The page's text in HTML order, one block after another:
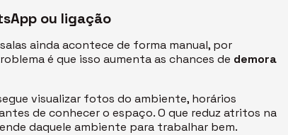
ou ligação
ainda acontece de forma manual, por
é que isso aumenta as chances de demora
visualizar fotos do ambiente, horários
de conhecer o espaço. O que reduz atritos na
daquele ambiente para trabalhar bem.